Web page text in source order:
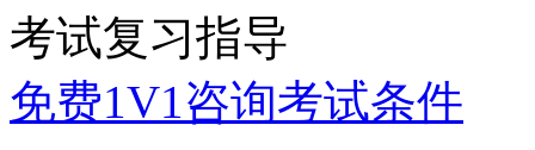
考试复习指导
免费1V1咨询考试条件